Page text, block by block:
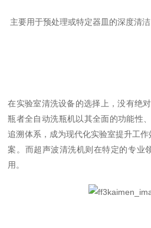
主要用于预处理或特定器皿的深度清洁
在实验室清洗设备的选择上，没有绝
瓶者全自动洗瓶机以其全面的功能性
追溯体系，成为现代化实验室提升工
案。而超声波清洗机则在特定的专业
用。